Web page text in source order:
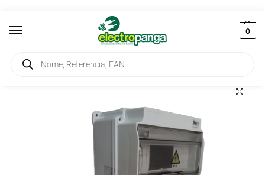
0
Início / Instalação / Caixas / Caixa de Distribuição de Tomadas 4(1/16A) + 2(5/16A) IP44 Sem Disjuntores BH2-2218-4020